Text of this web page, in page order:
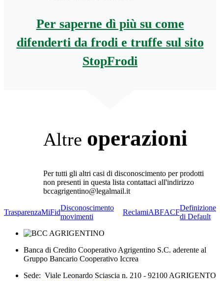
Per saperne dì più su come
difenderti da frodi e truffe sul sito
StopFrodi
Altre operazioni
Per tutti gli altri casi di disconoscimento per prodotti
non presenti in questa lista contattaci all'indirizzo
bccagrigentino@legalmail.it
TrasparenzaMiFid
Disconoscimento
movimenti
ReclamiABFACF
Definizione
di Default
Banca di Credito Cooperativo Agrigentino S.C. aderente al
Gruppo Bancario Cooperativo Iccrea
Sede: Viale Leonardo Sciascia n. 210 - 92100 AGRIGENTO